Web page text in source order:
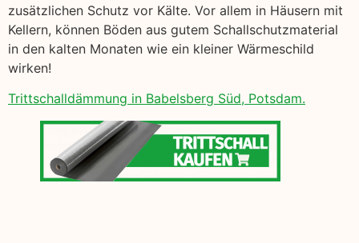
zusätzlichen Schutz vor Kälte. Vor allem in Häusern mit
Kellern, können Böden aus gutem Schallschutzmaterial
in den kalten Monaten wie ein kleiner Wärmeschild
wirken!
Trittschalldämmung in Babelsberg Süd, Potsdam.